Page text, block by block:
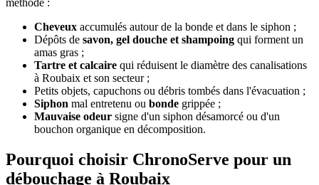
méthode :
Cheveux accumulés autour de la bonde et dans le siphon ;
Dépôts de savon, gel douche et shampoing qui forment un
amas gras ;
Tartre et calcaire qui réduisent le diamètre des canalisations
à Roubaix et son secteur ;
Petits objets, capuchons ou débris tombés dans l'évacuation ;
Siphon mal entretenu ou bonde grippée ;
Mauvaise odeur signe d'un siphon désamorcé ou d'un
bouchon organique en décomposition.
Pourquoi choisir ChronoServe pour un
débouchage à Roubaix